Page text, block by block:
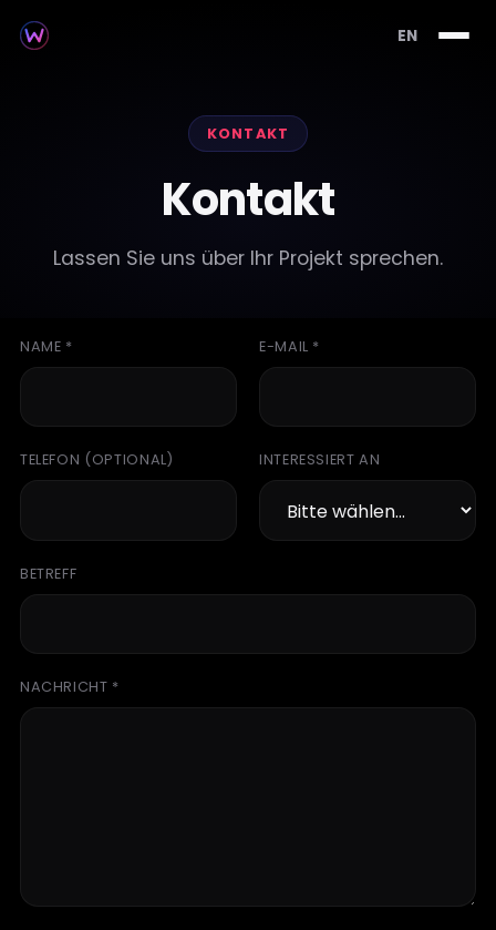
EN
KONTAKT
Kontakt
Lassen Sie uns über Ihr Projekt sprechen.
NAME * E-MAIL *
TELEFON (OPTIONAL) INTERESSIERT AN
BETREFF
NACHRICHT *